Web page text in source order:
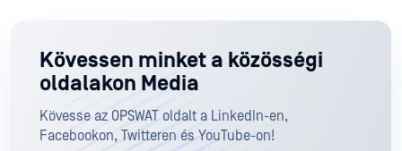
Kövessen minket a közösségi
oldalakon Media
Kövesse az OPSWAT oldalt a LinkedIn-en,
Facebookon, Twitteren és YouTube-on!